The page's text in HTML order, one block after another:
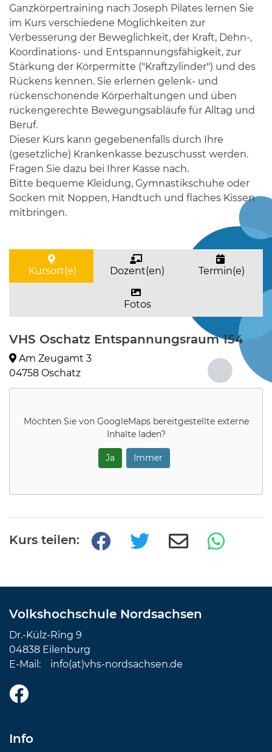
Ganzkörpertraining nach Joseph Pilates lernen Sie
im Kurs verschiedene Möglichkeiten zur
Verbesserung der Beweglichkeit, der Kraft, Dehn-,
Koordinations- und Entspannungsfähigkeit, zur
Stärkung der Körpermitte ("Kraftzylinder") und des
Rückens kennen. Sie erlernen gelenk- und
rückenschonende Körperhaltungen und üben
rückengerechte Bewegungsabläufe für Alltag und
Beruf.
Dieser Kurs kann gegebenenfalls durch Ihre
(gesetzliche) Krankenkasse bezuschusst werden.
Fragen Sie dazu bei Ihrer Kasse nach.
Bitte bequeme Kleidung, Gymnastikschuhe oder
Socken mit Noppen, Handtuch und flaches Kissen
mitbringen.
Kursort(e) Dozent(en) Termin(e)
Fotos
VHS Oschatz Entspannungsraum 154
Am Zeugamt 3
04758 Oschatz
Möchten Sie von GoogleMapsbereitgestellte externe
Inhalte laden?
Ja Immer
Kurs teilen:
Volkshochschule Nordsachsen
Dr.-Külz-Ring 9
04838 Eilenburg
E-Mail: info(at)vhs-nordsachsen.de
Info